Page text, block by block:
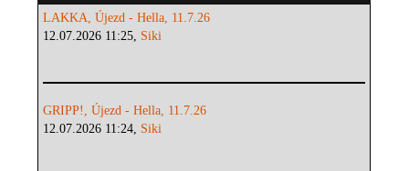
LAKKA, Újezd - Hella, 11.7.26
12.07.2026 11:25, Siki
GRIPP!, Újezd - Hella, 11.7.26
12.07.2026 11:24, Siki